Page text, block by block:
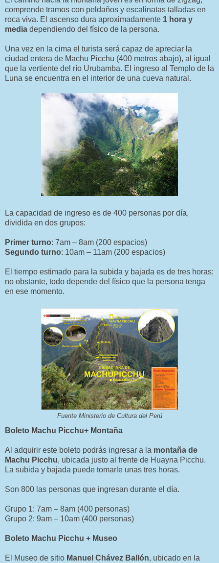
comprende tramos con peldaños y escalinatas talladas en
roca viva. El ascenso dura aproximadamente 1 hora y
media dependiendo del físico de la persona.
Una vez en la cima el turista será capaz de apreciar la
ciudad entera de Machu Picchu (400 metros abajo), al igual
que la vertiente del río Urubamba. El ingreso al Templo de la
Luna se encuentra en el interior de una cueva natural.
La capacidad de ingreso es de 400 personas por día,
dividida en dos grupos:
Primer turno: 7am – 8am (200 espacios)
Segundo turno: 10am – 11am (200 espacios)
El tiempo estimado para la subida y bajada es de tres horas;
no obstante, todo depende del físico que la persona tenga
en ese momento.
Fuente Ministerio de Cultura del Perú
Boleto Machu Picchu+ Montaña
Al adquirir este boleto podrás ingresar a la montaña de
Machu Picchu, ubicada justo al frente de Huayna Picchu.
La subida y bajada puede tomarle unas tres horas.
Son 800 las personas que ingresan durante el día.
Grupo 1: 7am – 8am (400 personas)
Grupo 2: 9am – 10am (400 personas)
Boleto Machu Picchu + Museo
El Museo de sitio Manuel Chávez Ballón, ubicado en la